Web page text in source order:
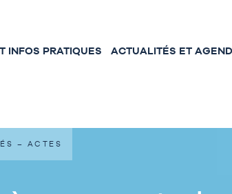
INFOS PRATIQUES ACTUALITÉS ET
– ACTES